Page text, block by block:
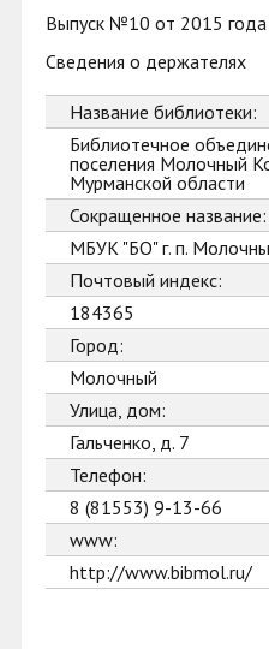
Выпуск №10 от 2015 года
Сведения о держателях
Название библиотеки:
Библиотечное
поселения Молочный
Мурманской области
Сокращенное название:
МБУК "БО" г. п.
Почтовый индекс:
184365
Город:
Молочный
Улица, дом:
Гальченко, д. 7
Телефон:
8 (81553) 9-13-66
www:
http://www.bibmol.ru/